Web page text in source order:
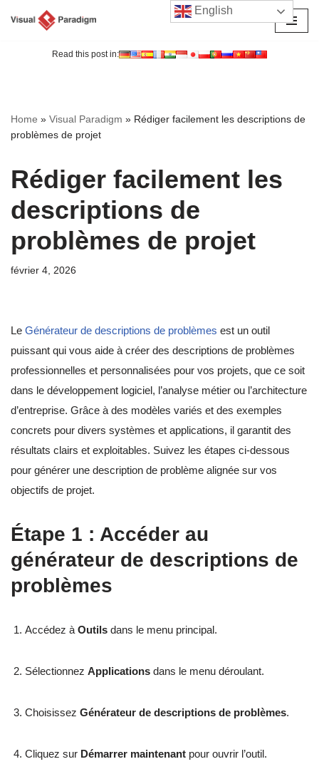
Read this post in:
Home » Visual Paradigm » Rédiger facilement les descriptions de
problèmes de projet
Rédiger facilement les
descriptions de
problèmes de projet
février 4, 2026
Le Générateur de descriptions de problèmes est un outil
puissant qui vous aide à créer des descriptions de problèmes
professionnelles et personnalisées pour vos projets, que ce soit
dans le développement logiciel, l’analyse métier ou l’architecture
d’entreprise. Grâce à des modèles variés et des exemples
concrets pour divers systèmes et applications, il garantit des
résultats clairs et exploitables. Suivez les étapes ci-dessous
pour générer une description de problème alignée sur vos
objectifs de projet.
Étape 1 : Accéder au
générateur de descriptions de
problèmes
Accédez à Outils dans le menu principal.
Sélectionnez Applications dans le menu déroulant.
Choisissez Générateur de descriptions de problèmes.
Cliquez sur Démarrer maintenant pour ouvrir l’outil.
English